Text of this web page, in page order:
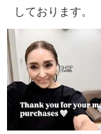
・ウエットクリ
【メンテナンス
・単品洗い
・水や汗などに
・ネット使用
【原産国（地）
・中国製
しております。